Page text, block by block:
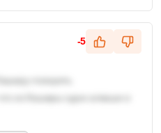
-5
позорить
из Каширы одни алкаши и